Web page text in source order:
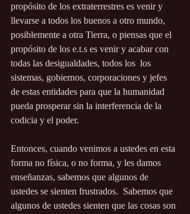
propósito de los extraterrestres es venir y
llevarse a todos los buenos a otro mundo,
posiblemente a otra Tierra, o piensas que el
propósito de los e.t.s es venir y acabar con
todas las desigualdades, todos los  los
sistemas, gobiernos, corporaciones y jefes
de estas entidades para que la humanidad
pueda prosperar sin la interferencia de la
codicia y el poder.
Entonces, cuando venimos a ustedes en esta
forma no física, o no forma, y ​​les damos
enseñanzas, sabemos que algunos de
ustedes se sienten frustrados.  Sabemos que
algunos de ustedes sienten que las cosas son